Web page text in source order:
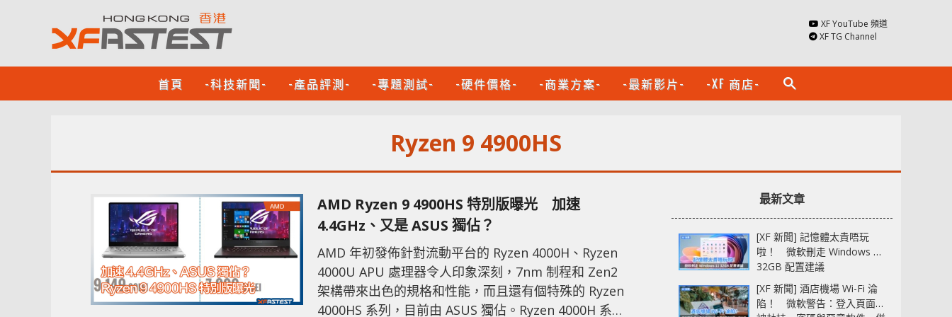
XF YouTube 頻道
XF TG Channel
首頁 -科技新聞- -產品評測- -專題測試- -硬件價格- -商業方案- -最新影片- -XF 商店- search
Ryzen 9 4900HS
AMD Ryzen 9 4900HS 特別版曝光 加速
4.4GHz、又是 ASUS 獨佔？
AMD 年初發佈針對流動平台的 Ryzen 4000H、Ryzen
4000U APU 處理器令人印象深刻，7nm 制程和 Zen2
架構帶來出色的規格和性能，而且還有個特殊的 Ryzen
4000HS 系列，目前由 ASUS 獨佔。Ryzen 4000H 系列
最新文章
[XF 新聞] 記憶體太貴唔玩
啦！ 微軟刪走 Windows 11
32GB 配置建議
[XF 新聞] 酒店機場 Wi-Fi 淪
陷！ 微軟警告：登入頁面可